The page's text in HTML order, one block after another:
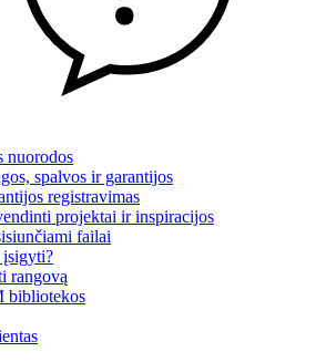
nuorodos
spalvos ir garantijos
registravimas
projektai ir inspiracijos
failai
rangovą
bibliotekos